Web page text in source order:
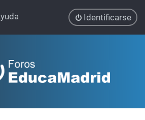
Identificarse